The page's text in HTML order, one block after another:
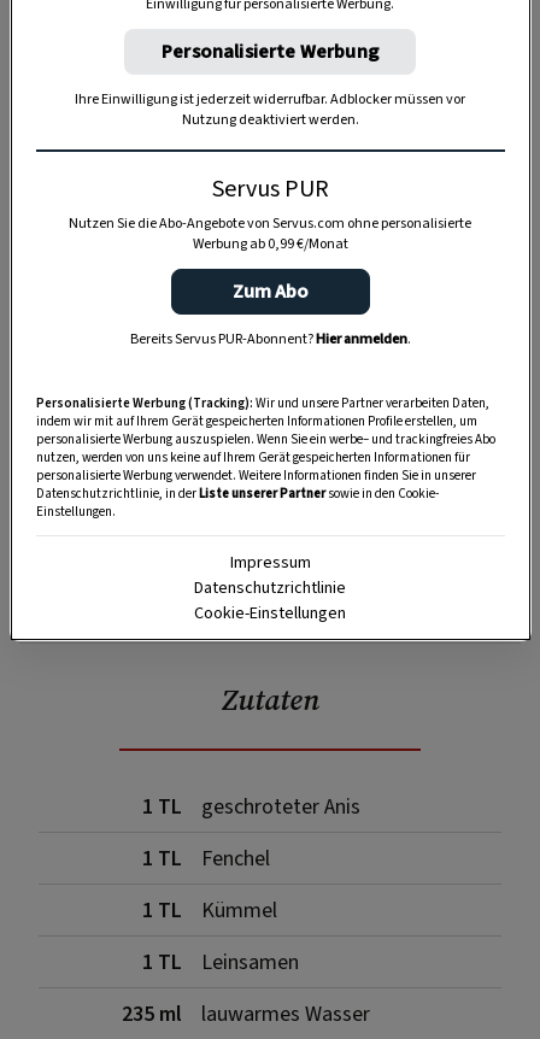
Anzeige
SPEICHERN DRUCKEN
Zutaten
1 TL
geschroteter Anis
1 TL
Fenchel
1 TL
Kümmel
1 TL
Leinsamen
235 ml
lauwarmes Wasser
Einwilligung für personalisierte Werbung.
Personalisierte Werbung
Ihre Einwilligung ist jederzeit widerrufbar. Adblocker müssen vor
Nutzung deaktiviert werden.
Servus PUR
Nutzen Sie die Abo-Angebote von Servus.com ohne personalisierte
Werbung ab 0,99 €/Monat
Zum Abo
Bereits Servus PUR-Abonnent?Hier anmelden.
Personalisierte Werbung (Tracking): Wir und unsere Partner verarbeiten Daten,
indem wir mit auf Ihrem Gerät gespeicherten Informationen Profile erstellen, um
personalisierte Werbung auszuspielen. Wenn Sie ein werbe– und trackingfreies Abo
nutzen, werden von uns keine auf Ihrem Gerät gespeicherten Informationen für
personalisierte Werbung verwendet. Weitere Informationen finden Sie in unserer
Datenschutzrichtlinie, in derListe unserer Partnersowie in den Cookie-
Einstellungen.
Impressum
Datenschutzrichtlinie
Cookie-Einstellungen